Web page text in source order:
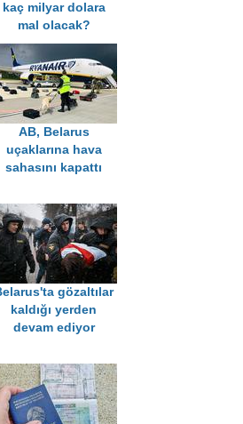
kaç milyar dolara
mal olacak?
AB, Belarus
uçaklarına hava
sahasını kapattı
gözaltılar
kaldığı yerden
devam ediyor